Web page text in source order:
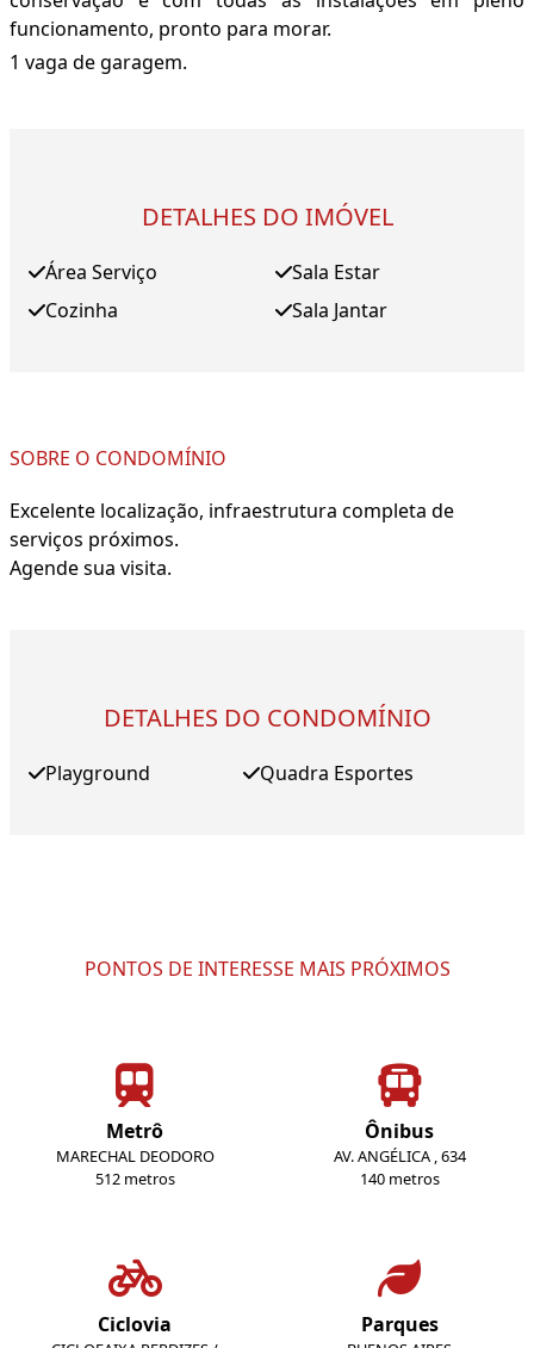
funcionamento, pronto para morar.
1 vaga de garagem.
DETALHES DO IMÓVEL
Área Serviço
Cozinha
Sala Estar
Sala Jantar
SOBRE O CONDOMÍNIO
Excelente localização, infraestrutura completa de
serviços próximos.
Agende sua visita.
DETALHES DO CONDOMÍNIO
Playground Quadra Esportes
PONTOS DE INTERESSE MAIS PRÓXIMOS
Metrô
MARECHAL DEODORO
512 metros
Ônibus
AV. ANGÉLICA , 634
140 metros
Ciclovia Parques